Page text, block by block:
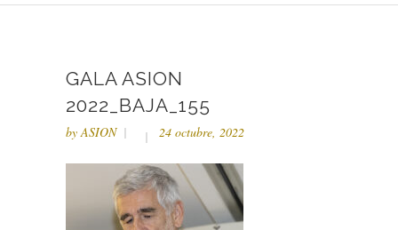
GALA ASION
2022_BAJA_155
byASION 24 octubre, 2022